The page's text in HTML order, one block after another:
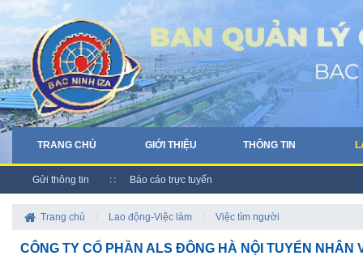
TRANG CHỦ GIỚI THIỆU THÔNG TIN
Gửi thông tin Báo cáo trực tuyến
Trang chủ Lao động-Việc làm Việc tìm người
CÔNG TY CỔ PHẦN ALS ĐÔNG HÀ NỘI TUYỂN NHÂN